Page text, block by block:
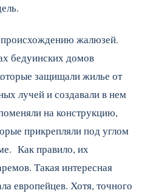
жалюзей.
бедуинских домов
защищали жилье от
лучей и создавали в нем
на конструкцию,
прикрепляли под углом
Как правило, их
Такая интересная
европейцев. Хотя, точного